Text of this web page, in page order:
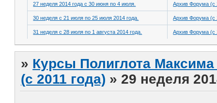
27 неделя 2014 года с 30 июня по 4 июля. Архив Форума (с
30 неделя с 21 июля по 25 июля 2014 года. Архив Форума (с
31 неделя с 28 июля по 1 августа 2014 года. Архив Форума (с
» Курсы Полиглота
(с 2011 года) » 29 неделя